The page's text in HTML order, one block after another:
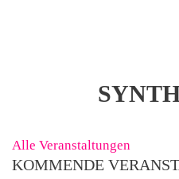
Alle Veranstaltungen
KOMMENDE